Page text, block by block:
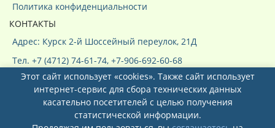
Политика конфиденциальности
КОНТАКТЫ
Адрес: Курск 2-й Шоссейный переулок, 21Д
Тел. +7 (4712) 74-61-74, +7-906-692-60-68
Этот сайт использует «cookies». Также сайт использует
интернет-сервис для сбора технических данных
касательно посетителей с целью получения
статистической информации.